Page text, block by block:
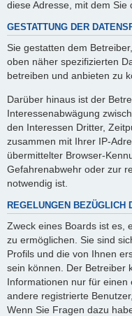
diese Adresse, mit dem Sie
GESTATTUNG DER
Sie gestatten dem
oben näher spezifizierten
betreiben und anbieten zu
Darüber hinaus ist der
Interessenabwägung
den Interessen Dritter,
zusammen mit Ihrer IP-
übermittelter Browser-
Gefahrenabwehr oder zur
notwendig ist.
REGELUNGEN BEZÜGLICH
Zweck eines Boards ist es,
zu ermöglichen. Sie sind
Profils und die von Ihnen
sein können. Der Betreiber
Informationen nur für einen
andere registrierte
Wenn Sie Fragen dazu